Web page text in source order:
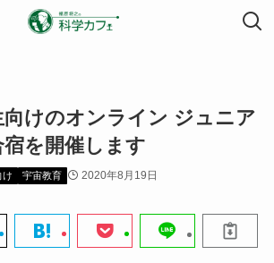
向けのオンライン ジュニア
宿を開催します
け 宇宙教育 2020年8月19日